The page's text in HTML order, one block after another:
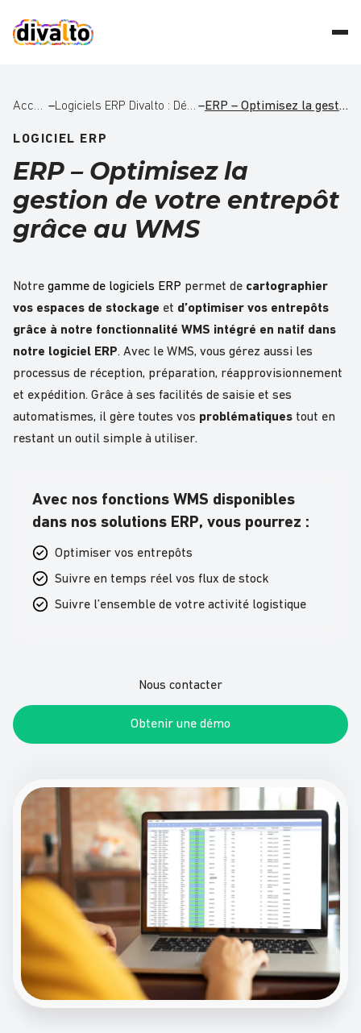
Accueil – Logiciels ERP Divalto : Découvrez le meilleur de l’ERP pour les PME et les ETI – ERP – Optimisez la gestion de votre entrepôt grâce au WMS
LOGICIEL ERP
ERP – Optimisez la
gestion de votre entrepôt
grâce au WMS
Notre gamme de logiciels ERP permet de cartographier
vos espaces de stockage et d’optimiser vos entrepôts
grâce à notre fonctionnalité WMS intégré en natif dans
notre logiciel ERP. Avec le WMS, vous gérez aussi les
processus de réception, préparation, réapprovisionnement
et expédition. Grâce à ses facilités de saisie et ses
automatismes, il gère toutes vos problématiques tout en
restant un outil simple à utiliser.
Avec nos fonctions WMS disponibles
dans nos solutions ERP, vous pourrez :
Optimiser vos entrepôts
Suivre en temps réel vos flux de stock
Suivre l’ensemble de votre activité logistique
Nous contacter
Obtenir une démo